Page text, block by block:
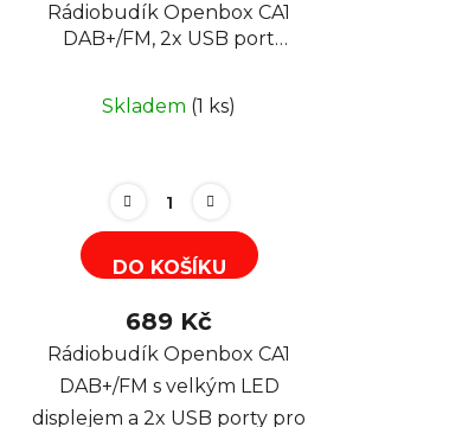
Rádiobudík Openbox CA1
DAB+/FM, 2x USB port
Skladem (1 ks)
DO KOŠÍKU
689 Kč
Rádiobudík Openbox CA1
DAB+/FM s velkým LED
displejem a 2x USB porty pro